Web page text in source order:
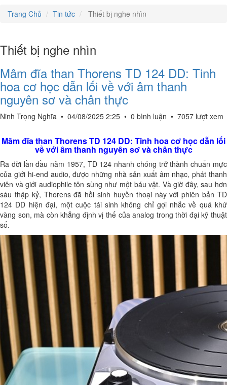
Trang Chủ
Tin tức Thiết bị nghe nhìn
Thiết bị nghe nhìn
Mâm đĩa than Thorens TD 124 DD: Tinh
hoa cơ học dẫn lối về với âm thanh
nguyên sơ và chân thực
Ninh Trọng Nghĩa • 04/08/2025 2:25 • 0 bình luận • 7057 lượt xem
Mâm đĩa than Thorens TD 124 DD: Tinh hoa cơ học dẫn lối
về với âm thanh nguyên sơ và chân thực
Ra đời lần đầu năm 1957, TD 124 nhanh chóng trở thành chuẩn mực
của giới hi-end audio, được những nhà sản xuất âm nhạc, phát thanh
viên và giới audiophile tôn sùng như một báu vật. Và giờ đây, sau hơn
sáu thập kỷ, Thorens đã hồi sinh huyền thoại này với phiên bản TD
124 DD hiện đại, một cuộc tái sinh không chỉ gợi nhắc về quá khứ
vàng son, mà còn khẳng định vị thế của analog trong thời đại kỹ thuật
số.